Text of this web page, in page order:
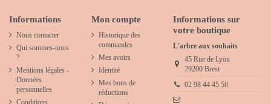
Informations
Nous contacter
Qui sommes-nous
?
Mentions légales -
Données
personnelles
Conditions
Mon compte
Historique des
commandes
Mes avoirs
Identité
Mes bons de
réductions
Informations sur
votre boutique
L'arbre aux souhaits
45 Rue de Lyon
29200 Brest
02 98 44 45 58